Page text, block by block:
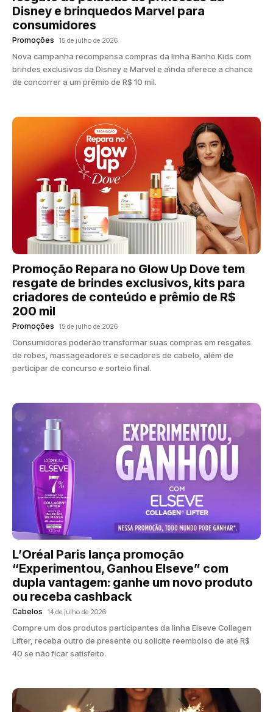
Disney e brinquedos Marvel para
consumidores
Promoções 15 de julho de 2026
Nova campanha recompensa compras da linha Banho Kids com
brindes exclusivos da Disney e Marvel e ainda oferece a chance
de concorrer a um prêmio de R$ 10 mil.
Promoção Repara no Glow Up Dove tem
resgate de brindes exclusivos, kits para
criadores de conteúdo e prêmio de R$
200 mil
Promoções 15 de julho de 2026
Consumidores poderão transformar suas compras em resgates
de robes, massageadores e secadores de cabelo, além de
participar de concurso e sorteio final.
L’Oréal Paris lança promoção
“Experimentou, Ganhou Elseve” com
dupla vantagem: ganhe um novo produto
ou receba cashback
Cabelos 14 de julho de 2026
Compre um dos produtos participantes da linha Elseve Collagen
Lifter, receba outro de presente ou solicite reembolso de até R$
40 se não ficar satisfeito.